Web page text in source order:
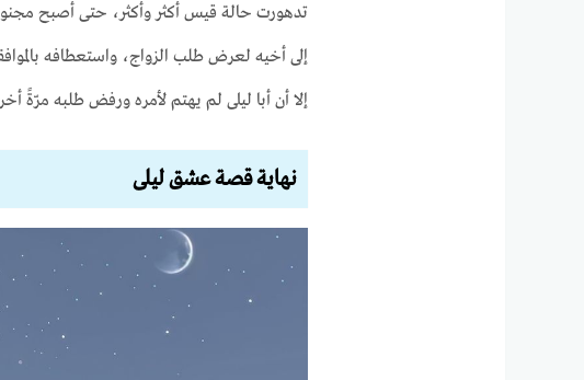
تدهورت حالة قيس أكثر وأكثر، حتى أصبح
إلى أخيه لعرض طلب الزواج، واستعطافه
إلا أن أبا ليلى لم يهتم لأمره ورفض طلبه مرّةً
نهاية قصة عشق ليلى